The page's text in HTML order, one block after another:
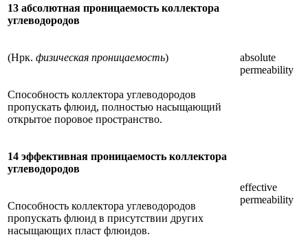
13 абсолютная проницаемость коллектора
углеводородов
absolute
permeability
(Нрк. физическая проницаемость)
Способность коллектора углеводородов
пропускать флюид, полностью насыщающий
открытое поровое пространство.
14 эффективная проницаемость коллектора
углеводородов
effective
permeability
Способность коллектора углеводородов
пропускать флюид в присутствии других
насыщающих пласт флюидов.